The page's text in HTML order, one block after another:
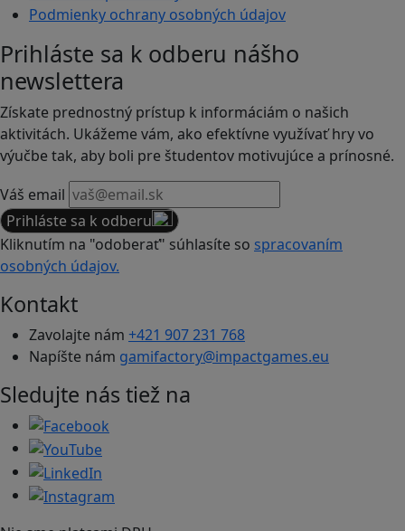
Podmienky ochrany osobných údajov
Prihláste sa k odberu nášho
newslettera
Získate prednostný prístup k informáciám o našich
aktivitách. Ukážeme vám, ako efektívne využívať hry vo
výučbe tak, aby boli pre študentov motivujúce a prínosné.
Váš email
Prihláste sa k odberu
Kliknutím na "odoberať" súhlasíte so spracovaním
osobných údajov.
Kontakt
Zavolajte nám +421 907 231 768
Napíšte nám gamifactory@impactgames.eu
Sledujte nás tiež na